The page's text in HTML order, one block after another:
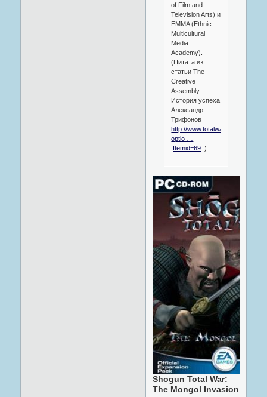
of Film and
Television Arts) и
EMMA (Ethnic
Multicultural
Media
Academy).
(Цитата из
статьи The
Creative
Assembly:
История успеха
Александр
Трифонов
http://www.totalwars.ru/
optio …
;Itemid=69 )
Shogun Total War:
The Mongol Invasion